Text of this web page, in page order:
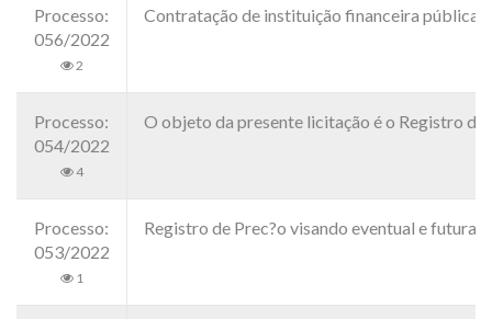
Processo:
056/2022
2
Contratação de instituição financeira pública
Processo:
054/2022
4
O objeto da presente licitação é o Registro de
Processo:
053/2022
1
Registro de Prec?o visando eventual e futura